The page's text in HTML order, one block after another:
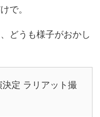
で。
どうも様子がおかし
定 ラリアット撮